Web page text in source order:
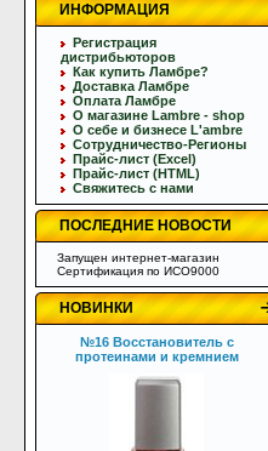
ИНФОРМАЦИЯ
Регистрация
дистрибьюторов
Как купить Ламбре?
Доставка Ламбре
Оплата Ламбре
О магазине Lambre - shop
О себе и бизнесе L'ambre
Сотрудничество-Регионы
Прайс-лист (Excel)
Прайс-лист (HTML)
Свяжитесь с нами
ПОСЛЕДНИЕ НОВОСТИ
Запущен интернет-магазин
Сертификация по ИСО9000
НОВИНКИ
№16 Восстановитель с
протеинами и кремнием